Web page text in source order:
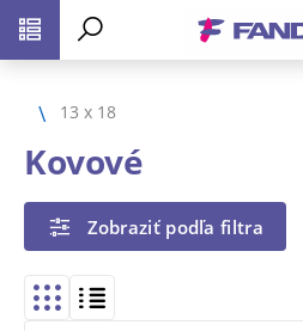
13 x 18
Kovové
Zobraziť podľa filtra